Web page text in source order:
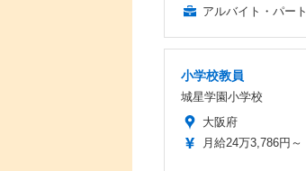
アルバイト・パート
小学校教員
城星学園小学校
大阪府
月給24万3,786円～